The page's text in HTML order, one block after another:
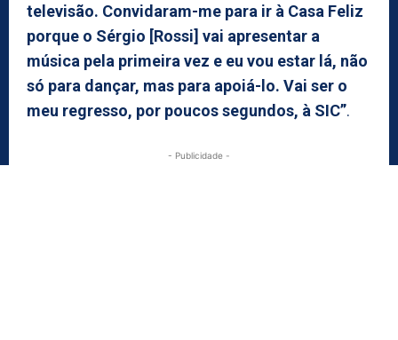
televisão. Convidaram-me para ir à Casa Feliz
porque o Sérgio [Rossi] vai apresentar a
música pela primeira vez e eu vou estar lá, não
só para dançar, mas para apoiá-lo. Vai ser o
meu regresso, por poucos segundos, à SIC”.
- Publicidade -